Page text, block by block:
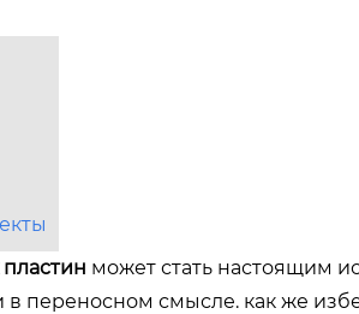
может стать настоящим
переносном смысле. как же